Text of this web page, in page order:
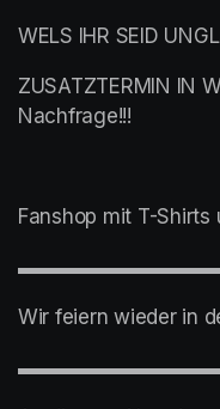
WELS IHR SEID
ZUSATZTERMIN IN
Nachfrage!!!
Fanshop mit T-
Wir feiern wieder in